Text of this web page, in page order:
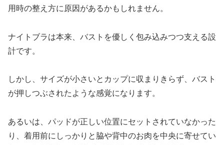
用時の整え方に原因があるかもしれません。
ナイトブラは本来、バストを優しく包み込みつつ支える設
計です。
しかし、サイズが小さいとカップに収まりきらず、バスト
が押しつぶされたような感覚になります。
あるいは、パッドが正しい位置にセットされていなかった
り、着用前にしっかりと脇や背中のお肉を中央に寄せてい